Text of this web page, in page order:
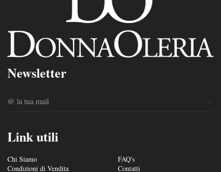
Newsletter
Link utili
Chi Siamo
Condizioni di Vendita
FAQ's
Contatti